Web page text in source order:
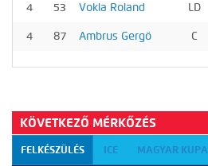
4 53 Vokla Roland LD
4 87 Ambrus Gergö C
KÖVETKEZŐ MÉRKŐZÉS
FELKÉSZÜLÉS ICE MAGYAR KUPA